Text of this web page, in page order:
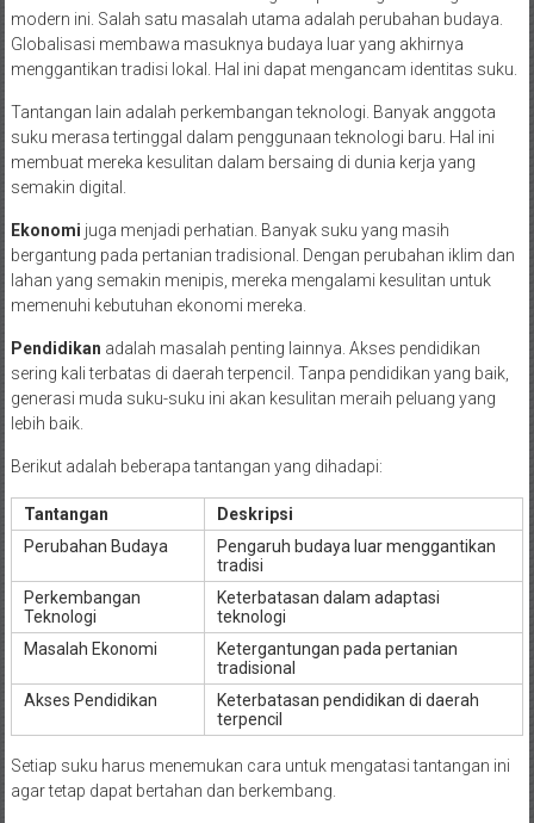
modern ini. Salah satu masalah utama adalah perubahan budaya.
Globalisasi membawa masuknya budaya luar yang akhirnya
menggantikan tradisi lokal. Hal ini dapat mengancam identitas suku.
Tantangan lain adalah perkembangan teknologi. Banyak anggota
suku merasa tertinggal dalam penggunaan teknologi baru. Hal ini
membuat mereka kesulitan dalam bersaing di dunia kerja yang
semakin digital.
Ekonomi juga menjadi perhatian. Banyak suku yang masih
bergantung pada pertanian tradisional. Dengan perubahan iklim dan
lahan yang semakin menipis, mereka mengalami kesulitan untuk
memenuhi kebutuhan ekonomi mereka.
Pendidikan adalah masalah penting lainnya. Akses pendidikan
sering kali terbatas di daerah terpencil. Tanpa pendidikan yang baik,
generasi muda suku-suku ini akan kesulitan meraih peluang yang
lebih baik.
Berikut adalah beberapa tantangan yang dihadapi:
Tantangan
Deskripsi
Perubahan Budaya
Pengaruh budaya luar menggantikan
tradisi
Perkembangan
Teknologi
Keterbatasan dalam adaptasi
teknologi
Masalah Ekonomi
Ketergantungan pada pertanian
tradisional
Akses Pendidikan
Keterbatasan pendidikan di daerah
terpencil
Setiap suku harus menemukan cara untuk mengatasi tantangan ini
agar tetap dapat bertahan dan berkembang.